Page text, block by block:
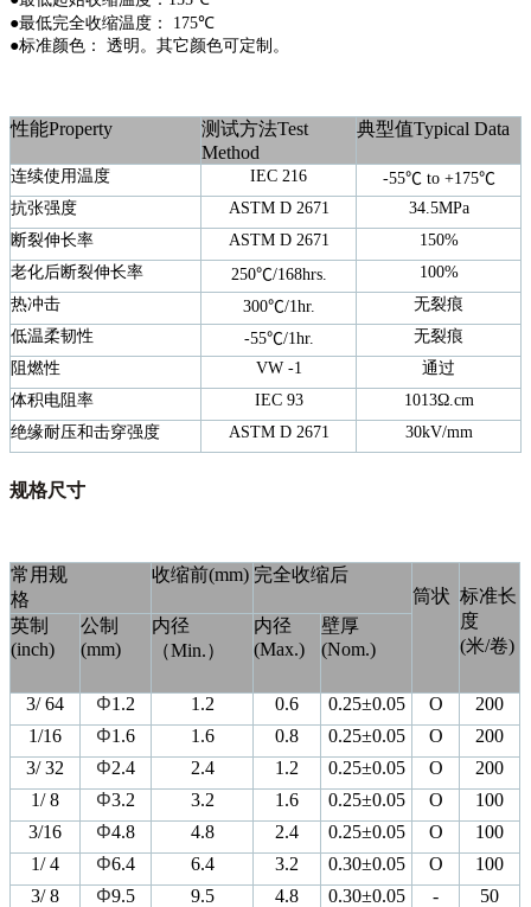
●最低完全收缩温度： 175℃
●标准颜色： 透明。其它颜色可定制。
性能Property 测试方法Test
Method
典型值Typical Data
连续使用温度 IEC 216 -55℃ to +175℃
抗张强度
ASTM D 2671
34.5MPa
断裂伸长率
ASTM D 2671
150%
老化后断裂伸长率
250℃/168hrs.
100%
热冲击
300℃/1hr.
无裂痕
低温柔韧性
-55℃/1hr.
无裂痕
阻燃性
VW -1
通过
体积电阻率
IEC 93
1013Ω.cm
绝缘耐压和击穿强度
ASTM D 2671 30kV/mm
规格尺寸
常用规
格
收缩前(mm) 完全收缩后
筒状 标准长
度
(米/卷)
英制
(inch)
公制
(mm)
内径
（Min.）
内径
(Max.)
壁厚
(Nom.)
3/ 64 Φ1.2 1.2 0.6 0.25±0.05 O
200
1/16
Φ1.6 1.6 0.8 0.25±0.05 O
200
3/ 32
Φ2.4 2.4 1.2 0.25±0.05 O
200
1/ 8
Φ3.2 3.2 1.6 0.25±0.05 O
100
3/16
Φ4.8 4.8 2.4 0.25±0.05 O
100
1/ 4
Φ6.4 6.4 3.2 0.30±0.05 O
100
3/ 8
Φ9.5 9.5 4.8 0.30±0.05 -
50